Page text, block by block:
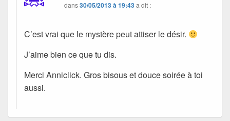
dans30/05/2013 à 19:43a dit :
C’est vrai que le mystère peut attiser le désir.
J’aime bien ce que tu dis.
Merci Anniclick. Gros bisous et douce soirée à toi
aussi.